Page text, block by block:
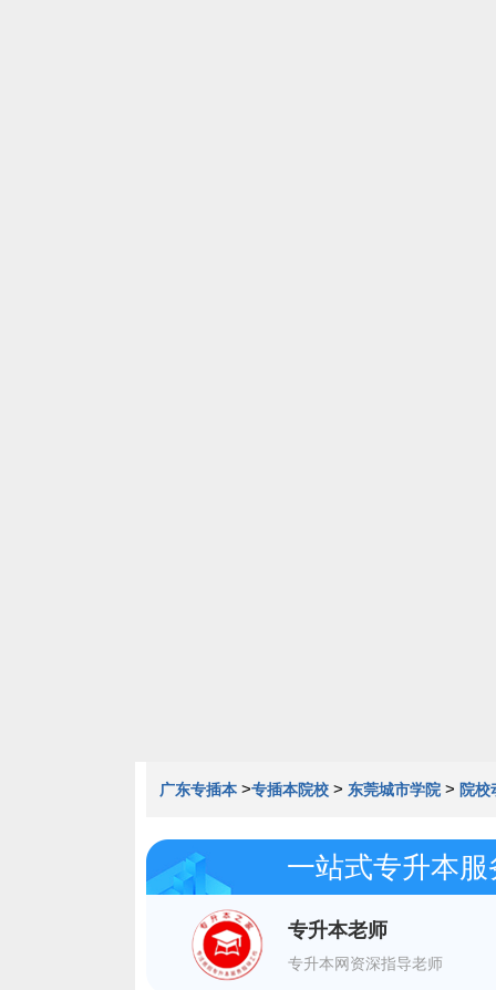
广东专插本 >专插本院校 > 东莞城市学院 > 院校
一站式专升本
专升本老师
专升本网资深指导老师